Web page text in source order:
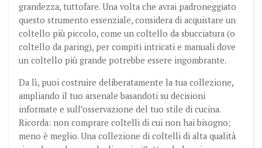
grandezza, tuttofare. Una volta che avrai padroneggiato
questo strumento essenziale, considera di acquistare un
coltello più piccolo, come un coltello da sbucciatura (o
coltello da paring), per compiti intricati e manuali dove
un coltello più grande potrebbe essere ingombrante.
Da lì, puoi costruire deliberatamente la tua collezione,
ampliando il tuo arsenale basandoti su decisioni
informate e sull’osservazione del tuo stile di cucina.
Ricorda: non comprare coltelli di cui non hai bisogno;
meno è meglio. Una collezione di coltelli di alta qualità